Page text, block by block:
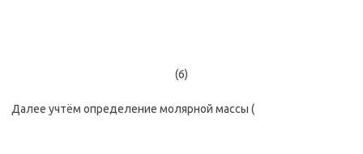
(6)
Далее учтём определение молярной массы (